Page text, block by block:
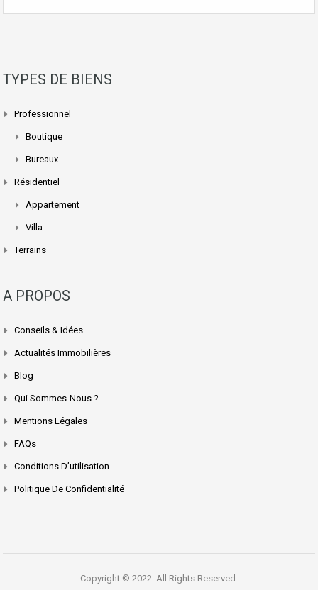
TYPES DE BIENS
Professionnel
Boutique
Bureaux
Résidentiel
Appartement
Villa
Terrains
A PROPOS
Conseils & Idées
Actualités Immobilières
Blog
Qui Sommes-Nous ?
Mentions Légales
FAQs
Conditions D’utilisation
Politique De Confidentialité
Copyright © 2022. All Rights Reserved.